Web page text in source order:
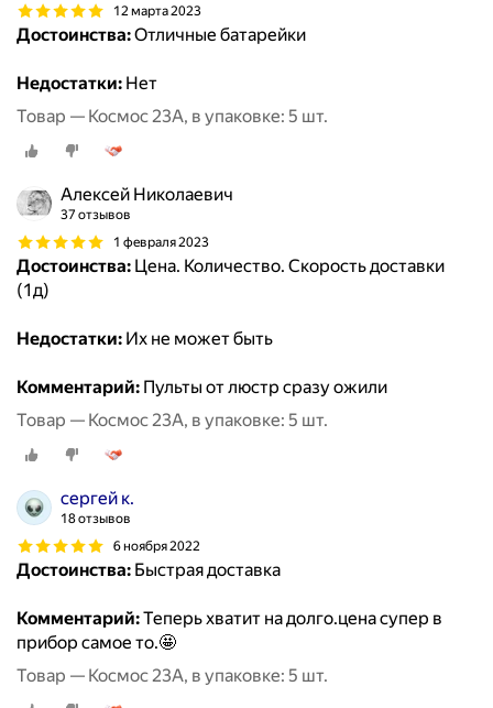
12 марта 2023
Достоинства:Отличные батарейки
Недостатки: Нет
Товар — Космос 23А, в упаковке: 5 шт.
Алексей Николаевич
37 отзывов
1 февраля 2023
Достоинства: Цена. Количество. Скорость доставки
(1д)
Недостатки: Их не может быть
Комментарий: Пульты от люстр сразу ожили
Товар — Космос 23А, в упаковке: 5 шт.
сергей к.
18 отзывов
6 ноября 2022
Достоинства: Быстрая доставка
Комментарий:Теперь хватит на долго.цена супер в
прибор самое то.🤩
Товар — Космос 23А, в упаковке: 5 шт.